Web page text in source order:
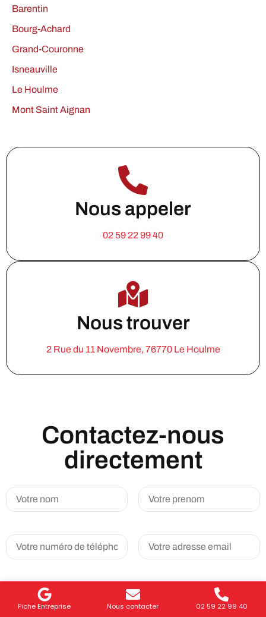
Fiche Entreprise Nous contacter 02 59 22 99 40
Barentin
Bourg-Achard
Grand-Couronne
Isneauville
Le Houlme
Mont Saint Aignan
Nous appeler
02 59 22 99 40
Nous trouver
2 Rue du 11 Novembre, 76770 Le Houlme
Contactez-nous
directement